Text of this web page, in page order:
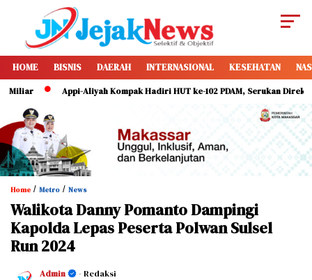
HOME BISNIS DAERAH INTERNASIONAL KESEHATAN
Appi-Aliyah Kompak Hadiri HUT ke-102 PDAM, Serukan Direksi
Home / Metro / News
Walikota Danny Pomanto Dampingi
Kapolda Lepas Peserta Polwan Sulsel
Run 2024
Admin
- Redaksi